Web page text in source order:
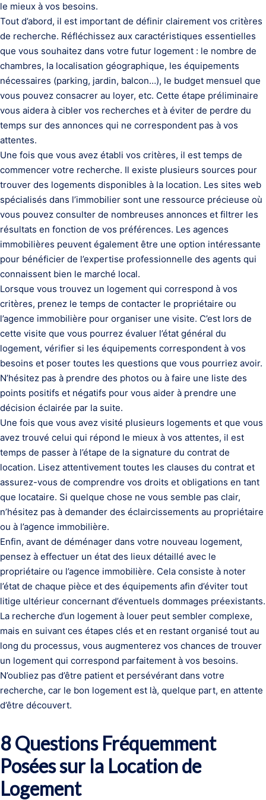
le mieux à vos besoins.
Tout d’abord, il est important de définir clairement vos critères
de recherche. Réfléchissez aux caractéristiques essentielles
que vous souhaitez dans votre futur logement : le nombre de
chambres, la localisation géographique, les équipements
nécessaires (parking, jardin, balcon…), le budget mensuel que
vous pouvez consacrer au loyer, etc. Cette étape préliminaire
vous aidera à cibler vos recherches et à éviter de perdre du
temps sur des annonces qui ne correspondent pas à vos
attentes.
Une fois que vous avez établi vos critères, il est temps de
commencer votre recherche. Il existe plusieurs sources pour
trouver des logements disponibles à la location. Les sites web
spécialisés dans l’immobilier sont une ressource précieuse où
vous pouvez consulter de nombreuses annonces et filtrer les
résultats en fonction de vos préférences. Les agences
immobilières peuvent également être une option intéressante
pour bénéficier de l’expertise professionnelle des agents qui
connaissent bien le marché local.
Lorsque vous trouvez un logement qui correspond à vos
critères, prenez le temps de contacter le propriétaire ou
l’agence immobilière pour organiser une visite. C’est lors de
cette visite que vous pourrez évaluer l’état général du
logement, vérifier si les équipements correspondent à vos
besoins et poser toutes les questions que vous pourriez avoir.
N’hésitez pas à prendre des photos ou à faire une liste des
points positifs et négatifs pour vous aider à prendre une
décision éclairée par la suite.
Une fois que vous avez visité plusieurs logements et que vous
avez trouvé celui qui répond le mieux à vos attentes, il est
temps de passer à l’étape de la signature du contrat de
location. Lisez attentivement toutes les clauses du contrat et
assurez-vous de comprendre vos droits et obligations en tant
que locataire. Si quelque chose ne vous semble pas clair,
n’hésitez pas à demander des éclaircissements au propriétaire
ou à l’agence immobilière.
Enfin, avant de déménager dans votre nouveau logement,
pensez à effectuer un état des lieux détaillé avec le
propriétaire ou l’agence immobilière. Cela consiste à noter
l’état de chaque pièce et des équipements afin d’éviter tout
litige ultérieur concernant d’éventuels dommages préexistants.
La recherche d’un logement à louer peut sembler complexe,
mais en suivant ces étapes clés et en restant organisé tout au
long du processus, vous augmenterez vos chances de trouver
un logement qui correspond parfaitement à vos besoins.
N’oubliez pas d’être patient et persévérant dans votre
recherche, car le bon logement est là, quelque part, en attente
d’être découvert.
8 Questions Fréquemment
Posées sur la Location de
Logement